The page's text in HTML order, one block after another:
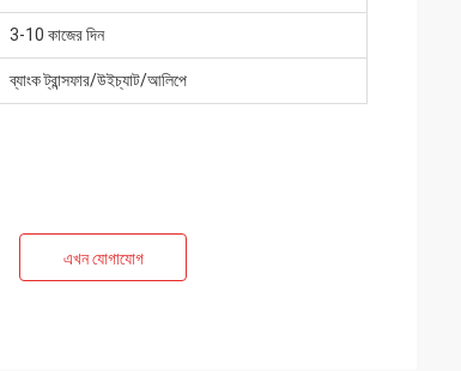
3-10 কাজের দিন
ব্যাংক ট্রান্সফার/উইচ্যাট/আলিপে
এখন যোগাযোগ